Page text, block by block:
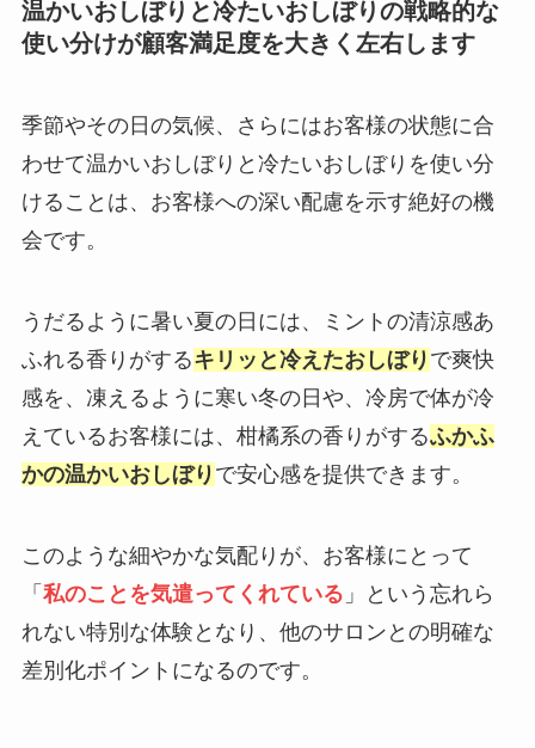
温かいおしぼりと冷たいおしぼりの戦略的な
使い分けが顧客満足度を大きく左右します
季節やその日の気候、さらにはお客様の状態に合
わせて温かいおしぼりと冷たいおしぼりを使い分
けることは、お客様への深い配慮を示す絶好の機
会です。
うだるように暑い夏の日には、ミントの清涼感あ
ふれる香りがするキリッと冷えたおしぼり で爽快
感を、凍えるように寒い冬の日や、冷房で体が冷
えているお客様には、柑橘系の香りがするふかふ
かの温かいおしぼり で安心感を提供できます。
このような細やかな気配りが、お客様にとって
「 私のことを気遣ってくれている 」という忘れら
れない特別な体験となり、他のサロンとの明確な
差別化ポイントになるのです。